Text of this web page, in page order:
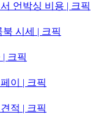
언박싱 비용 | 크픽
시세 | 크픽
크픽
이 | 크픽
적 | 크픽